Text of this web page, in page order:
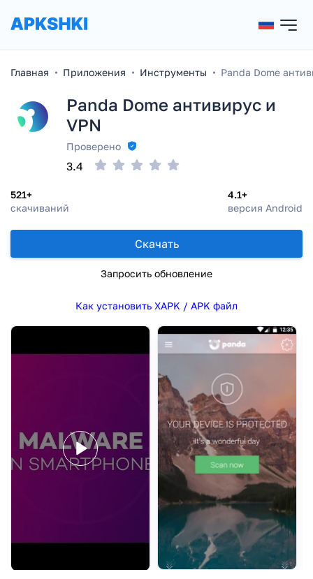
Главная Приложения Инструменты Panda Dome
Panda Dome антивирус и
VPN
Проверено
521+
скачиваний
4.1+
версия Android
3.4
Скачать
Запросить обновление
Как установить XAPK / APK файл